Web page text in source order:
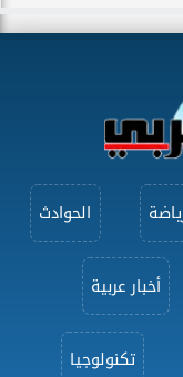
الحوادث
أخبار عربية
تكنولوجيا